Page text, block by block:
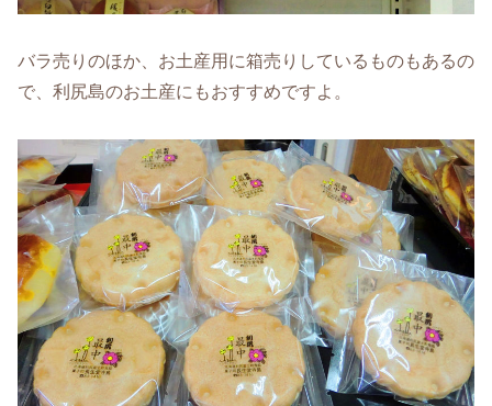
バラ売りのほか、お土産用に箱売りしているものもあるの
で、利尻島のお土産にもおすすめですよ。